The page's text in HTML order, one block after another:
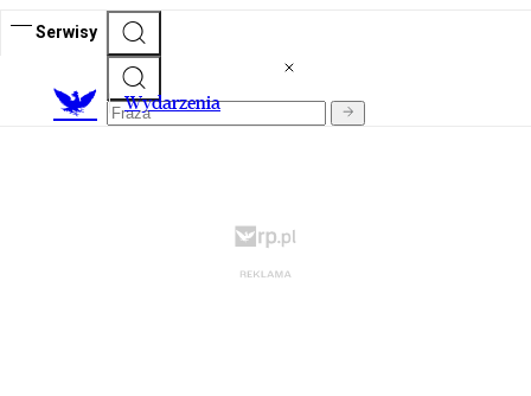
Serwisy
Wydarzenia